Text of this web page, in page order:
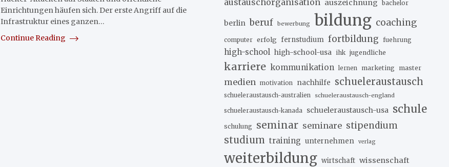
Einrichtungen häufen sich. Der erste Angriff auf die
Infrastruktur eines ganzen…
Continue Reading
austauschorganisation auszeichnung bachelor
berlin beruf bewerbung bildung coaching
computer erfolg fernstudium fortbildung fuehrung
high-school high-school-usa ihk jugendliche
karriere kommunikation lernen marketing master
medien motivation nachhilfe schueleraustausch
schueleraustausch-australien schueleraustausch-england
schueleraustausch-kanada schueleraustausch-usa schule
schulung seminar seminare stipendium
studium training unternehmen verlag
weiterbildung wirtschaft wissenschaft